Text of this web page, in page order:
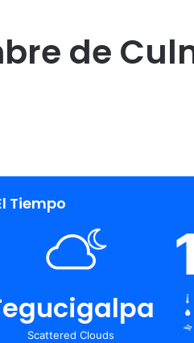
de
Tiempo
Scattered Clouds